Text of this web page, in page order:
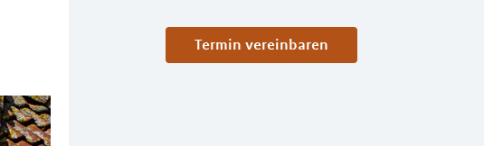
Termin vereinbaren